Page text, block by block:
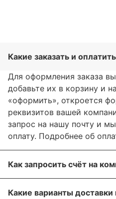
Какие заказать и
Для оформления заказа
добавьте их в корзину и
«оформить», откроется
реквизитов вашей
запрос на нашу почту и
оплату. Подробнее об
Как запросить счёт на
оформлении заказа,
Какие варианты